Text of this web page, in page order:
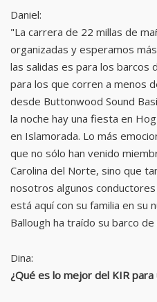
Daniel:
"La carrera de 22 millas de
organizadas y esperamos
las salidas es para los barcos
para los que corren a menos
desde Buttonwood Sound
la noche hay una fiesta en
en Islamorada. Lo más
que no sólo han venido
Carolina del Norte, sino que
nosotros algunos
está aquí con su familia en su
Ballough ha traído su barco
Dina:
¿Qué es lo mejor del KIR